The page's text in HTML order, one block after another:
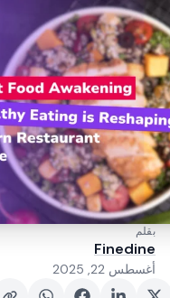
بقلم
Finedine
أغسطس 22, 2025